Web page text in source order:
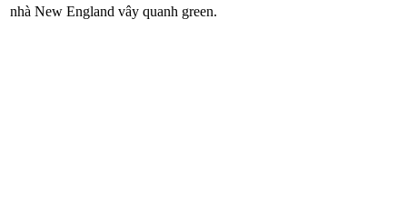
nhà New England vây quanh green.